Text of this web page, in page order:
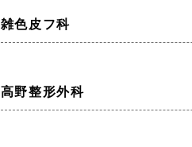
雑色皮フ科
高野整形外科